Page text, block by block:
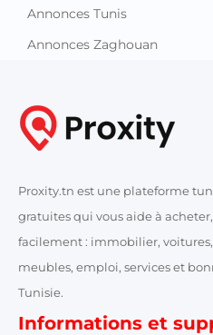
Annonces Tunis
Annonces Zaghouan
Proxity.tn est une plateforme
gratuites qui vous aide à
facilement : immobilier,
meubles, emploi, services et
Tunisie.
Informations et